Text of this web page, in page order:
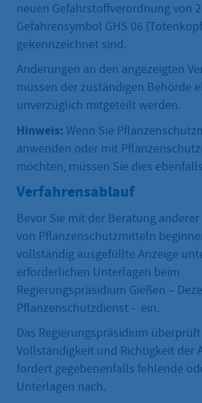
neuen Gefahrstoffverordnung von
Gefahrensymbol GHS 06
gekennzeichnet sind.
Änderungen an den angezeigten
müssen der zuständigen Behörde
unverzüglich mitgeteilt werden.
Hinweis: Wenn Sie
anwenden oder mit
möchten, müssen Sie dies
Verfahrensablauf
Bevor Sie mit der Beratung
von Pflanzenschutzmitteln
vollständig ausgefüllte Anzeige
erforderlichen Unterlagen beim
Regierungspräsidium Gießen –
Pflanzenschutzdienst - ein.
Das Regierungspräsidium
Vollständigkeit und Richtigkeit der
fordert gegebenenfalls fehlende
Unterlagen nach.